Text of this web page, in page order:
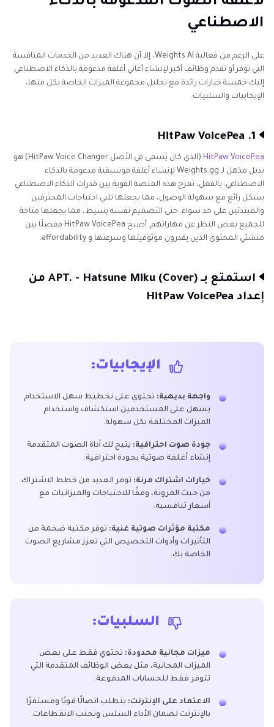
الاصطناعي
على الرغم من فعالية Weights AI، إلا أن هناك العديد من الخدمات المنافسة
التي توفر أو تقدم وظائف أكبر لإنشاء أغاني أغلفة مدعومة بالذكاء الاصطناعي.
إليك خمسة خيارات رائدة مع تحليل مجموعة الميزات الخاصة بكل منها،
الإيجابيات والسلبيات.
1. HitPaw VoicePea
HitPaw VoicePea
(الذي كان يُسمى في الأصل HitPaw Voice Changer) هو
بديل مذهل لـ Weights.gg لإنشاء أغلفة موسيقية مدعومة بالذكاء
الاصطناعي. بالفعل، تمزج هذه المنصة القوية بين قدرات الذكاء الاصطناعي
بشكل رائع مع سهولة الوصول، مما يجعلها تلبي احتياجات المحترفين
والمبتدئين على حد سواء. حتى التصميم نفسه بسيط، مما يجعلها متاحة
للجميع بغض النظر عن مهاراتهم. أصبح HitPaw VoicePea مفضلًا بين
منشئي المحتوى الذين يقدرون موثوقيتها وسرعتها و affordability.
استمتع بـ APT. - Hatsune Miku (Cover) من
إعداد HitPaw VoicePea
الإيجابيات:
واجهة بديهية: تحتوي على تخطيط سهل الاستخدام
يسهل على المستخدمين استكشاف واستخدام
الميزات المختلفة بكل سهولة.
جودة صوت احترافية: يتيح لك أداة الصوت المتقدمة
إنشاء أغلفة صوتية بجودة احترافية.
خيارات اشتراك مرنة: توفر العديد من خطط الاشتراك
من حيث المرونة، وفقًا للاحتياجات والميزانيات مع
أسعار تنافسية.
مكتبة مؤثرات صوتية غنية: توفر مكتبة ضخمة من
التأثيرات وأدوات التخصيص التي تعزز مشاريع الصوت
الخاصة بك.
السلبيات:
ميزات مجانية محدودة: تحتوي فقط على بعض
الميزات المجانية، مثل بعض الوظائف المتقدمة التي
تتوفر فقط للحسابات المدفوعة.
الاعتماد على الإنترنت: يتطلب اتصالًا قويًا ومستقرًا
بالإنترنت لضمان الأداء السلس وتجنب الانقطاعات.